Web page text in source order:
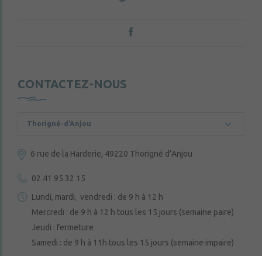
CONTACTEZ-NOUS
Thorigné-d'Anjou
6 rue de la Harderie, 49220 Thorigné d’Anjou
02 41 95 32 15
Lundi, mardi, vendredi : de 9 h à 12 h
Mercredi : de 9 h à 12 h tous les 15 jours (semaine paire)
Jeudi : fermeture
Samedi : de 9 h à 11h tous les 15 jours (semaine impaire)